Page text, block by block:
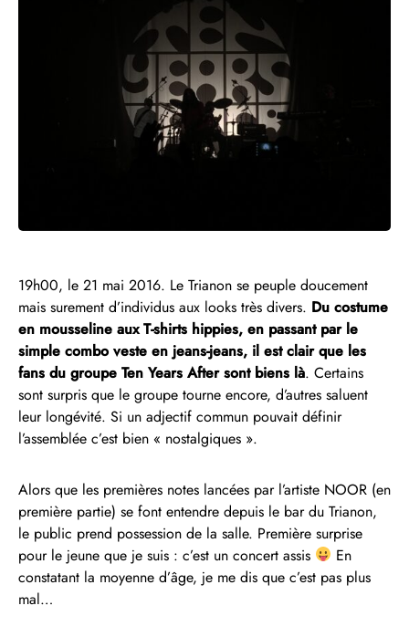
19h00, le 21 mai 2016. Le Trianon se peuple doucement
mais surement d’individus aux looks très divers. Du costume
en mousseline aux T-shirts hippies, en passant par le
simple combo veste en jeans-jeans, il est clair que les
fans du groupe Ten Years After sont biens là. Certains
sont surpris que le groupe tourne encore, d’autres saluent
leur longévité. Si un adjectif commun pouvait définir
l’assemblée c’est bien « nostalgiques ».
Alors que les premières notes lancées par l’artiste NOOR (en
première partie) se font entendre depuis le bar du Trianon,
le public prend possession de la salle. Première surprise
pour le jeune que je suis : c’est un concert assis
En
constatant la moyenne d’âge, je me dis que c’est pas plus
mal…